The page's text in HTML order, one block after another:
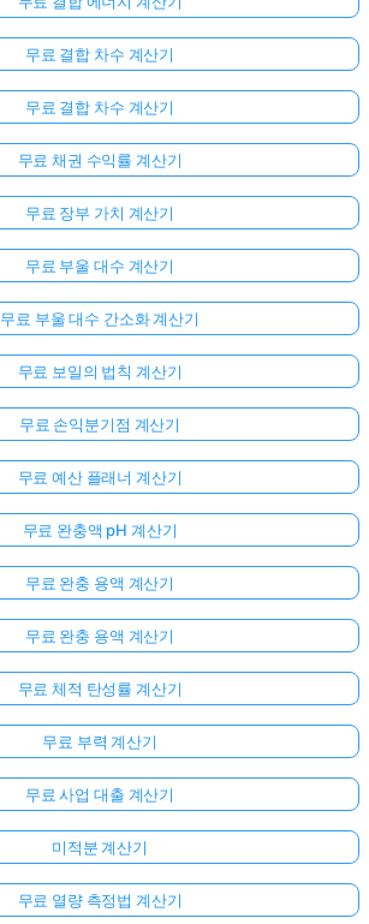
무료 결합 차수 계산기
무료 결합 차수 계산기
무료 채권 수익률 계산기
무료 장부 가치 계산기
무료 부울 대수 계산기
무료 부울 대수 간소화 계산기
무료 보일의 법칙 계산기
무료 손익분기점 계산기
무료 예산 플래너 계산기
무료 완충액 pH 계산기
무료 완충 용액 계산기
무료 완충 용액 계산기
무료 체적 탄성률 계산기
무료 부력 계산기
무료 사업 대출 계산기
미적분 계산기
무료 열량 측정법 계산기